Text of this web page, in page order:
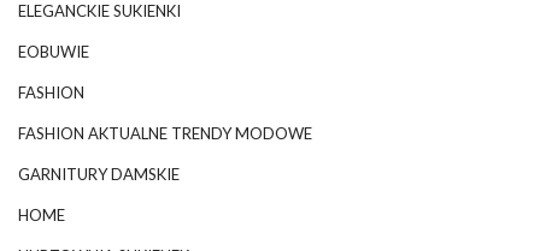
ELEGANCKIE SUKIENKI
EOBUWIE
FASHION
FASHION AKTUALNE TRENDY MODOWE
GARNITURY DAMSKIE
HOME